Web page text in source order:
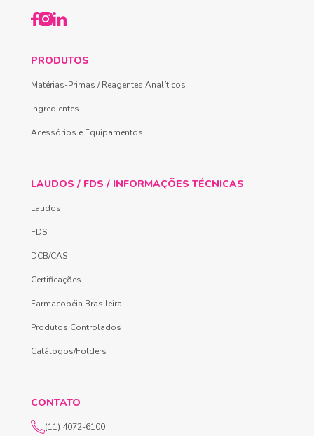
PRODUTOS
Matérias-Primas / Reagentes Analíticos
Ingredientes
Acessórios e Equipamentos
LAUDOS / FDS / INFORMAÇÕES TÉCNICAS
Laudos
FDS
DCB/CAS
Certificações
Farmacopéia Brasileira
Produtos Controlados
Catálogos/Folders
CONTATO
(11) 4072-6100